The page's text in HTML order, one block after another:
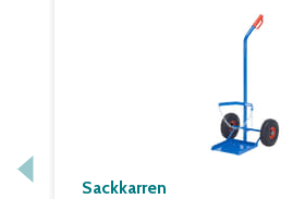
Sackkarren